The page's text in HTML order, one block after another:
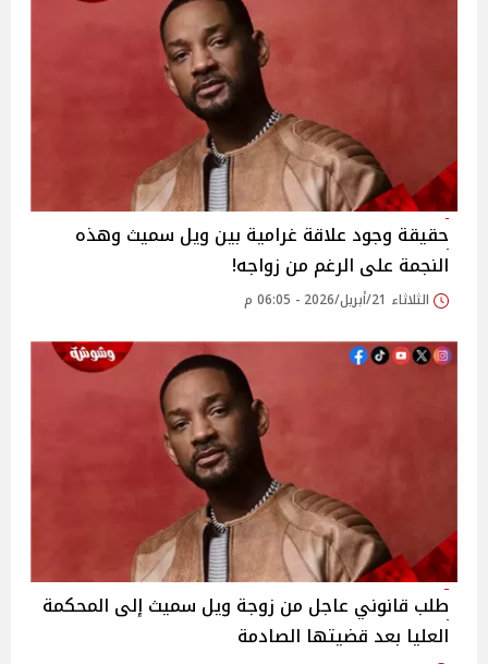
حقيقة وجود علاقة غرامية بين ويل سميث وهذه
النجمة على الرغم من زواجه!
الثلاثاء 21/أبريل/2026 - 06:05 م
طلب قانوني عاجل من زوجة ويل سميث إلى المحكمة
العليا بعد قضيتها الصادمة